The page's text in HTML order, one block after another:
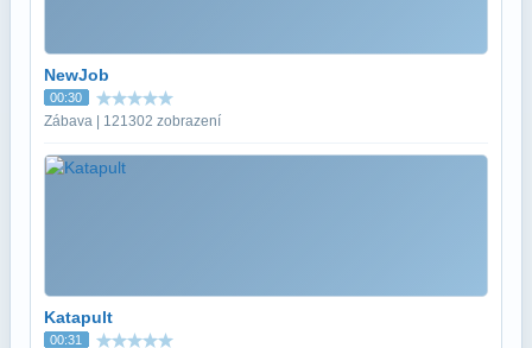
NewJob
00:30
Zábava | 121302 zobrazení
Katapult
00:31